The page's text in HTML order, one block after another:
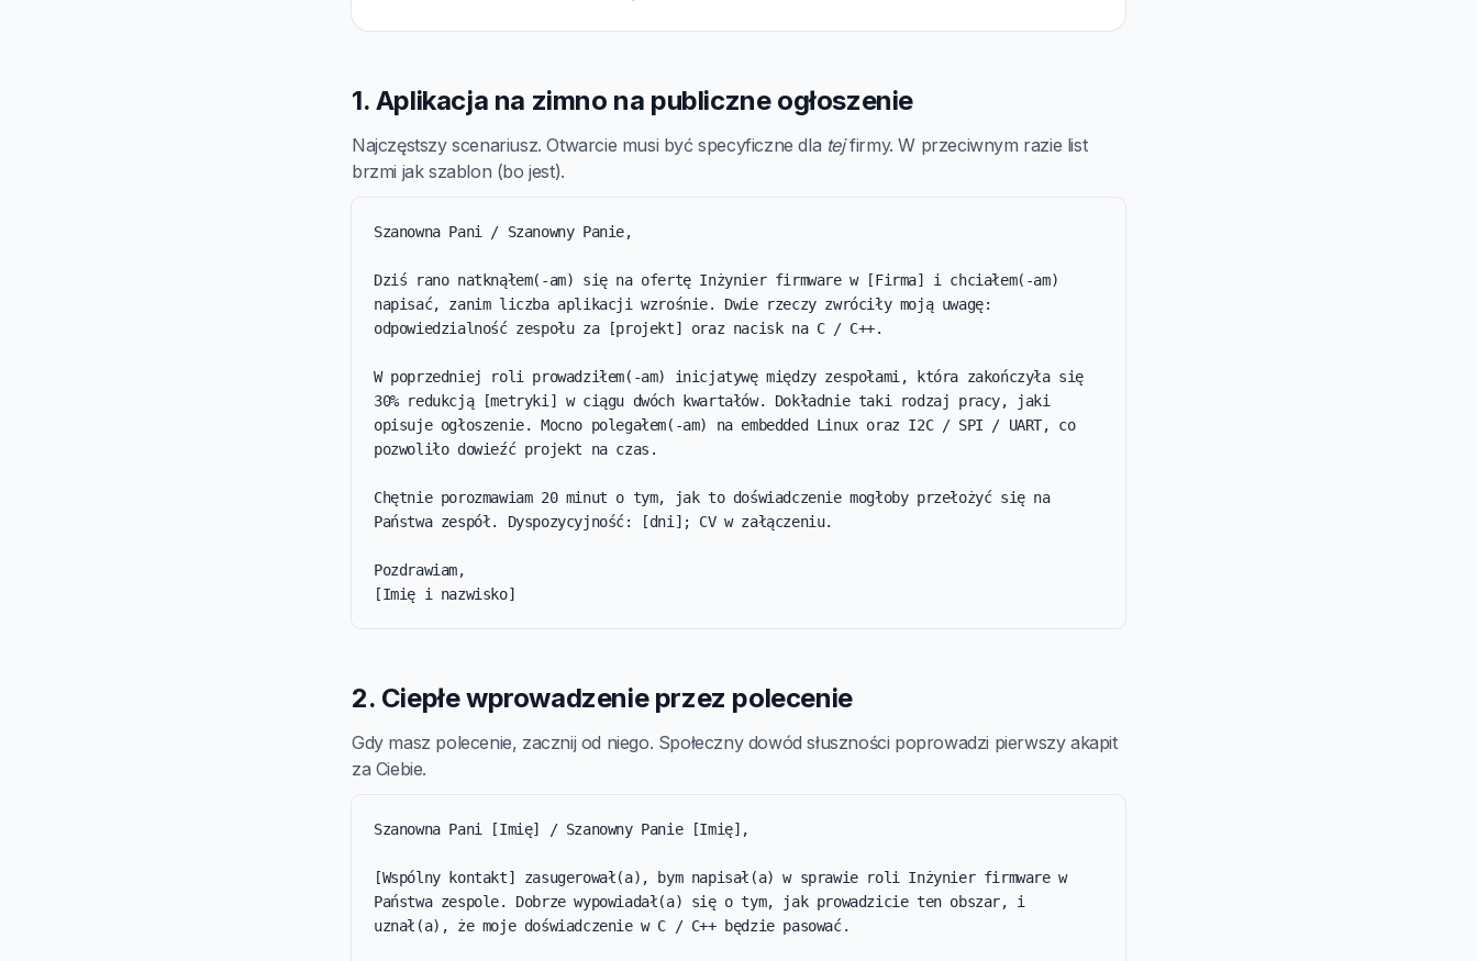
1. Aplikacja na zimno na publiczne ogłoszenie
Najczęstszy scenariusz. Otwarcie musi być specyficzne dla tejfirmy. W przeciwnym razie list
brzmi jak szablon (bo jest).
Szanowna Pani / Szanowny Panie,
Dziś rano natknąłem(-am) się na ofertę Inżynier firmware w [Firma] i chciałem(-am)
napisać, zanim liczba aplikacji wzrośnie. Dwie rzeczy zwróciły moją uwagę:
odpowiedzialność zespołu za [projekt] oraz nacisk na C / C++.
W poprzedniej roli prowadziłem(-am) inicjatywę między zespołami, która zakończyła się
30% redukcją [metryki] w ciągu dwóch kwartałów. Dokładnie taki rodzaj pracy, jaki
opisuje ogłoszenie. Mocno polegałem(-am) na embedded Linux oraz I2C / SPI / UART, co
pozwoliło dowieźć projekt na czas.
Chętnie porozmawiam 20 minut o tym, jak to doświadczenie mogłoby przełożyć się na
Państwa zespół. Dyspozycyjność: [dni]; CV w załączeniu.
Pozdrawiam,
[Imię i nazwisko]
2. Ciepłe wprowadzenie przez polecenie
Gdy masz polecenie, zacznij od niego. Społeczny dowód słuszności poprowadzi pierwszy akapit
za Ciebie.
Szanowna Pani [Imię] / Szanowny Panie [Imię],
[Wspólny kontakt] zasugerował(a), bym napisał(a) w sprawie roli Inżynier firmware w
Państwa zespole. Dobrze wypowiadał(a) się o tym, jak prowadzicie ten obszar, i
uznał(a), że moje doświadczenie w C / C++ będzie pasować.